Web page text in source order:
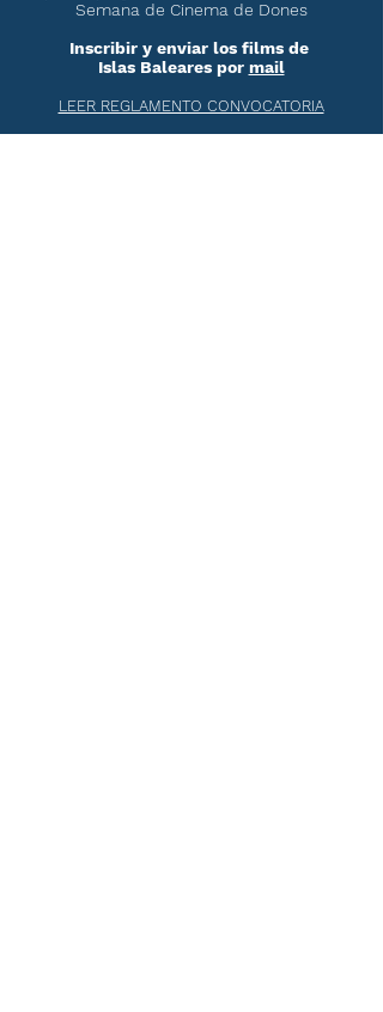
Semana de Cinema de Dones
Inscribir y enviar los films de
Islas Baleares por mail
LEER REGLAMENTO CONVOCATORIA